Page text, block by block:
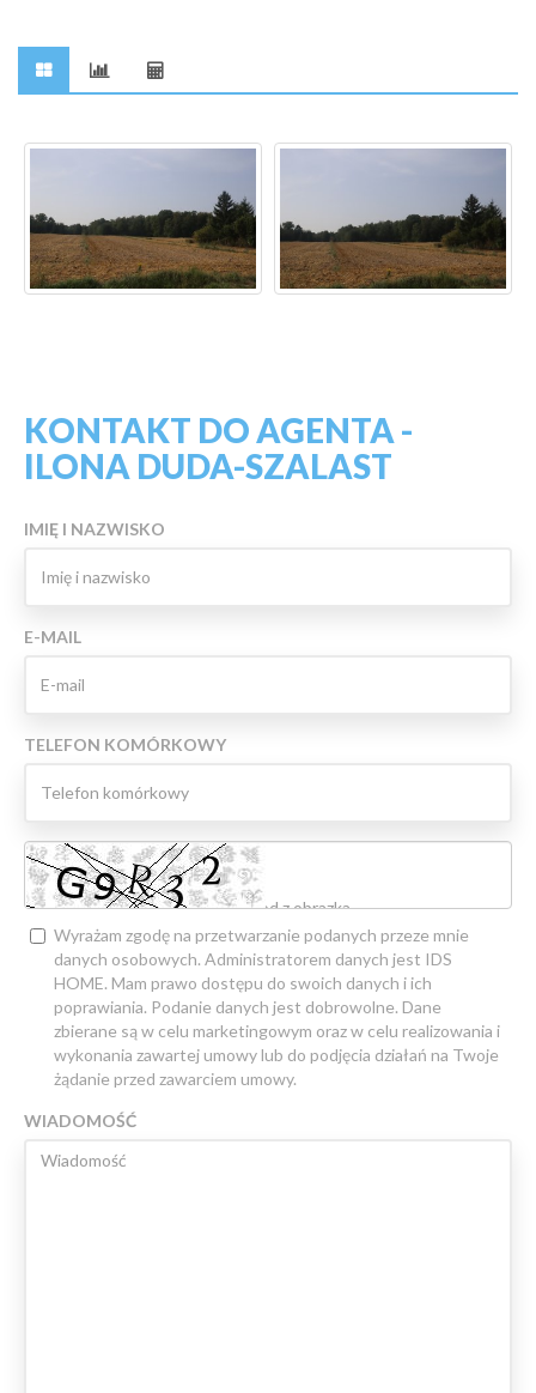
KONTAKT DO AGENTA -
ILONA DUDA-SZALAST
IMIĘ I NAZWISKO
E-MAIL
TELEFON KOMÓRKOWY
Wyrażam zgodę na przetwarzanie podanych przeze mnie
danych osobowych. Administratorem danych jest IDS
HOME. Mam prawo dostępu do swoich danych i ich
poprawiania. Podanie danych jest dobrowolne. Dane
zbierane są w celu marketingowym oraz w celu realizowania i
wykonania zawartej umowy lub do podjęcia działań na Twoje
żądanie przed zawarciem umowy.
WIADOMOŚĆ